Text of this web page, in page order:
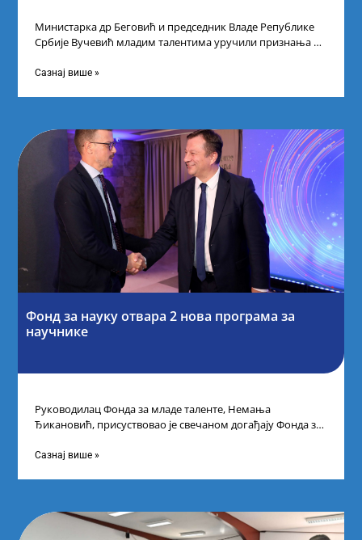
Министарка др Беговић и председник Владе Републике
Србије Вучевић младим талентима уручили признања У
Сазнај више »
Фонд за науку отвара 2 нова програма за
научнике
Руководилац Фонда за младе таленте, Немања
Ђикановић, присуствовао је свечаном догађају Фонда за
Сазнај више »